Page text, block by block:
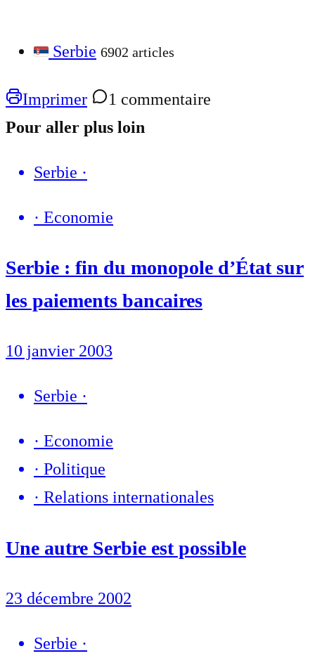
Serbie 6902 articles
Imprimer
1 commentaire
Pour aller plus loin
Serbie ·
· Economie
Serbie : fin du monopole d’État sur
les paiements bancaires
10 janvier 2003
Serbie ·
· Economie
· Politique
· Relations internationales
Une autre Serbie est possible
23 décembre 2002
Serbie ·